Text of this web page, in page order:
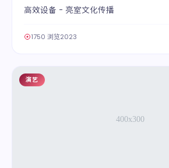
高效设备 - 亮室文化传播
1750 浏览2023
演艺